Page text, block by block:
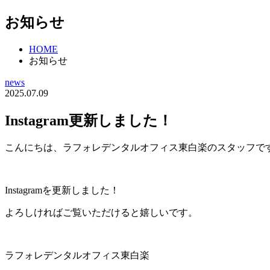
お知らせ
HOME
お知らせ
news
2025.07.09
Instagram更新しました！
こんにちは、ラフォレデンタルオフィス東白楽のスタッフで
Instagramを更新しました！
よろしければご覧いただけると嬉しいです。
ラフォレデンタルオフィス東白楽